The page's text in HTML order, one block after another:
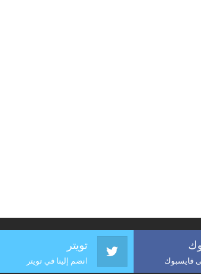
فايسبوك
تويتر
انضم إلينا في تويتر